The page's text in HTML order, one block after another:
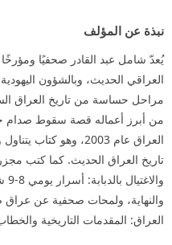
نبذة عن المؤلف
يُعدّ شامل عبد القادر صحفيًا ومؤرخًا
العراقي الحديث، وبالشؤون
مراحل حساسة من تاريخ العراق
من أبرز أعماله قصة سقوط صدام
العراق عام 2003، وهو
والنهاية، ولمحات صحفية عن
العراق: المقدمات التاريخية